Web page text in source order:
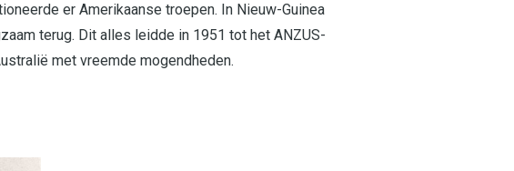
er Amerikaanse troepen. In Nieuw-Guinea
terug. Dit alles leidde in 1951 tot het ANZUS-
met vreemde mogendheden.